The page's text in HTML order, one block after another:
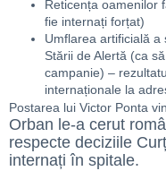
Reticența oamenilor
fie internați forțat)
Umflarea artificială
Stării de Alertă (ca
campanie) –
internaționale la
Postarea lui Victor Ponta
Orban le-a cerut
respecte deciziile
internați în spitale.